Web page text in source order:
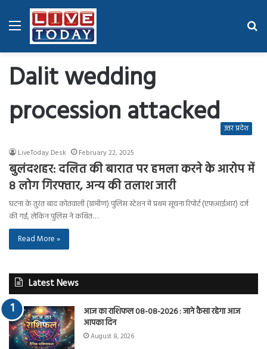
Menu
Dalit wedding
procession attacked उत्तर प्रदेश
LiveToday Desk February 22, 2025
बुलंदशहर: दलित की बारात पर हमला करने के आरोप में
8 लोग गिरफ्तार, अन्य की तलाश जारी
घटना के तुरंत बाद कोतवाली (ग्रामीण) पुलिस स्टेशन में प्रथम सूचना रिपोर्ट (एफआईआर) दर्ज
की गई, लेकिन पुलिस ने कथित…
Read More »
Latest News
आज का राशिफल 08-08-2026 : जाने कैसा रहेगा आज
आपका दिन
August 8, 2026